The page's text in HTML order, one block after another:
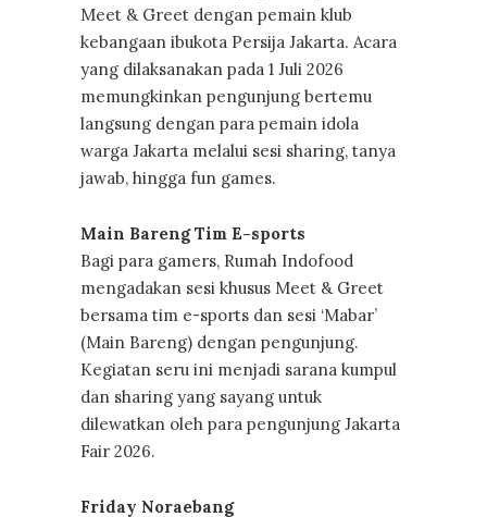
Meet & Greet dengan pemain klub
kebangaan ibukota Persija Jakarta. Acara
yang dilaksanakan pada 1 Juli 2026
memungkinkan pengunjung bertemu
langsung dengan para pemain idola
warga Jakarta melalui sesi sharing, tanya
jawab, hingga fun games.
Main Bareng Tim E-sports
Bagi para gamers, Rumah Indofood
mengadakan sesi khusus Meet & Greet
bersama tim e-sports dan sesi ‘Mabar’
(Main Bareng) dengan pengunjung.
Kegiatan seru ini menjadi sarana kumpul
dan sharing yang sayang untuk
dilewatkan oleh para pengunjung Jakarta
Fair 2026.
Friday Noraebang